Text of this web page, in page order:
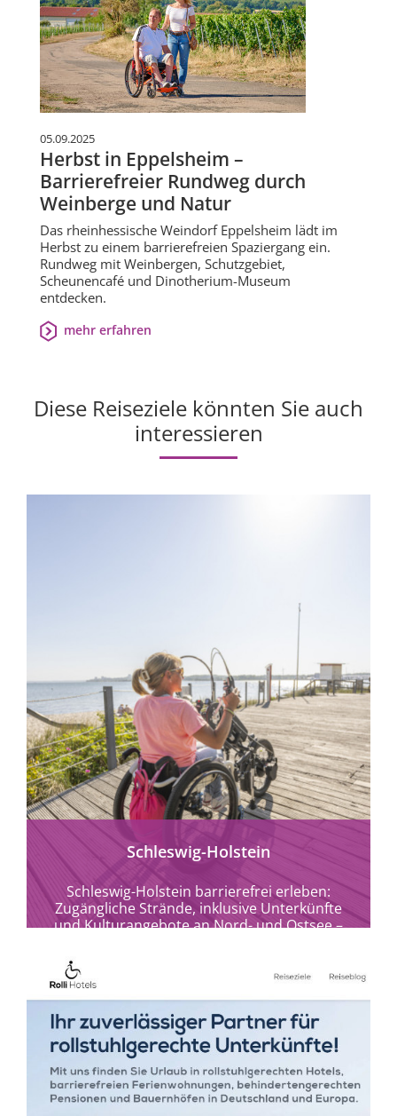
05.09.2025
Herbst in Eppelsheim –
Barrierefreier Rundweg durch
Weinberge und Natur
Das rheinhessische Weindorf Eppelsheim lädt im
Herbst zu einem barrierefreien Spaziergang ein.
Rundweg mit Weinbergen, Schutzgebiet,
Scheunencafé und Dinotherium-Museum
entdecken.
mehr erfahren
Diese Reiseziele könnten Sie auch
interessieren
Schleswig-Holstein
Schleswig-Holstein barrierefrei erleben:
Zugängliche Strände, inklusive Unterkünfte
und Kulturangebote an Nord- und Ostsee –